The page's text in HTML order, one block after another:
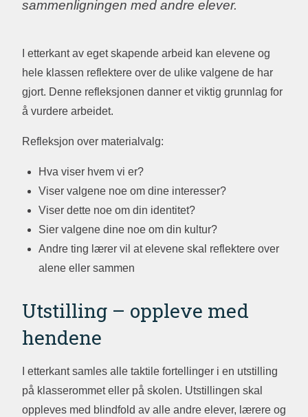
sammenligningen med andre elever.
I etterkant av eget skapende arbeid kan elevene og
hele klassen reflektere over de ulike valgene de har
gjort. Denne refleksjonen danner et viktig grunnlag for
å vurdere arbeidet.
Refleksjon over materialvalg:
Hva viser hvem vi er?
Viser valgene noe om dine interesser?
Viser dette noe om din identitet?
Sier valgene dine noe om din kultur?
Andre ting lærer vil at elevene skal reflektere over
alene eller sammen
Utstilling – oppleve med
hendene
I etterkant samles alle taktile fortellinger i en utstilling
på klasserommet eller på skolen. Utstillingen skal
oppleves med blindfold av alle andre elever, lærere og